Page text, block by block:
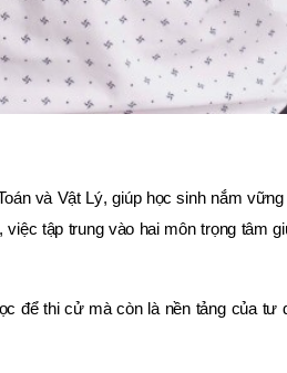
và Vật Lý, giúp học sinh nắm
tập trung vào hai môn trọng tâm
để thi cử mà còn là nền tảng của tư